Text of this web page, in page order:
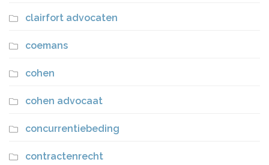
clairfort advocaten
coemans
cohen
cohen advocaat
concurrentiebeding
contractenrecht